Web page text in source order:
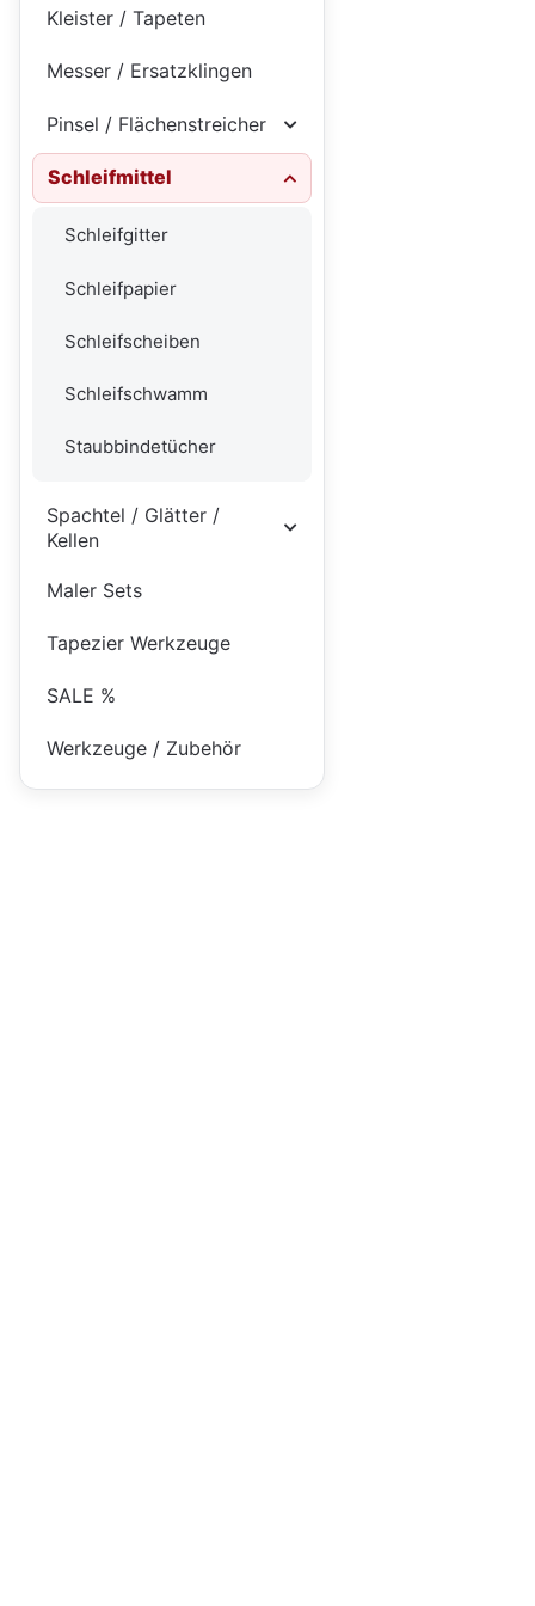
Kleister / Tapeten
Messer / Ersatzklingen
Pinsel / Flächenstreicher
Schleifmittel
Schleifgitter
Schleifpapier
Schleifscheiben
Schleifschwamm
Staubbindetücher
Spachtel / Glätter /
Kellen
Maler Sets
Tapezier Werkzeuge
SALE %
Werkzeuge / Zubehör